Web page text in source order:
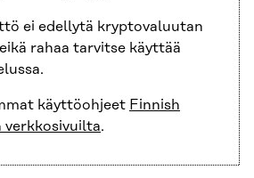
ei edellytä kryptovaluutan
rahaa tarvitse käyttää
käyttöohjeet Finnish
verkkosivuilta.